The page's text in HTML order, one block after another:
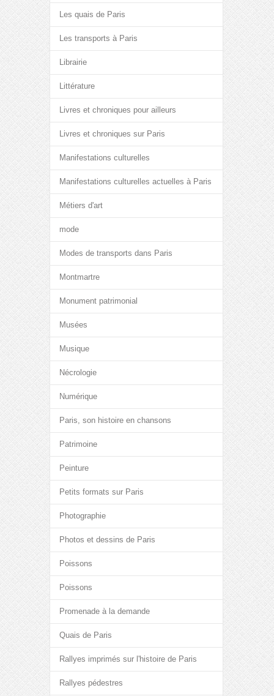
Les quais de Paris
Les transports à Paris
Librairie
Littérature
Livres et chroniques pour ailleurs
Livres et chroniques sur Paris
Manifestations culturelles
Manifestations culturelles actuelles à Paris
Métiers d'art
mode
Modes de transports dans Paris
Montmartre
Monument patrimonial
Musées
Musique
Nécrologie
Numérique
Paris, son histoire en chansons
Patrimoine
Peinture
Petits formats sur Paris
Photographie
Photos et dessins de Paris
Poissons
Poissons
Promenade à la demande
Quais de Paris
Rallyes imprimés sur l'histoire de Paris
Rallyes pédestres